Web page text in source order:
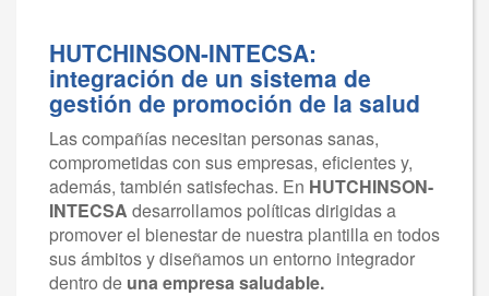
HUTCHINSON-INTECSA:
integración de un sistema de
gestión de promoción de la salud
Las compañías necesitan personas sanas,
comprometidas con sus empresas, eficientes y,
además, también satisfechas. En HUTCHINSON-
INTECSA desarrollamos políticas dirigidas a
promover el bienestar de nuestra plantilla en todos
sus ámbitos y diseñamos un entorno integrador
dentro de una empresa saludable.